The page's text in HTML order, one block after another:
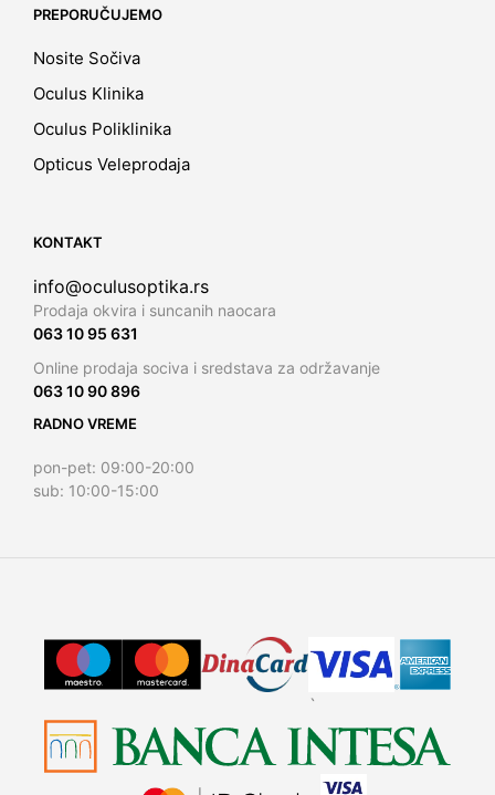
PREPORUČUJEMO
Nosite Sočiva
Oculus Klinika
Oculus Poliklinika
Opticus Veleprodaja
KONTAKT
info@oculusoptika.rs
Prodaja okvira i suncanih naocara
063 10 95 631
Online prodaja sociva i sredstava za održavanje
063 10 90 896
RADNO VREME
pon-pet: 09:00-20:00
sub: 10:00-15:00
`